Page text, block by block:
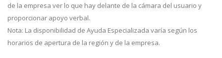
de la empresa ver lo que hay delante de la cámara del usuario y
proporcionar apoyo verbal.
Nota: La disponibilidad de Ayuda Especializada varía según los
horarios de apertura de la región y de la empresa.